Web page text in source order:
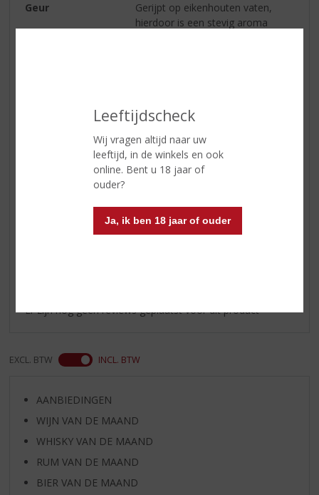
Leeftijdscheck
Wij vragen altijd naar uw
leeftijd, in de winkels en ook
online. Bent u 18 jaar of
ouder?
Ja, ik ben 18 jaar of ouder
Geur
Gerijpt op eikenhouten vaten,
hierdoor is een stevig aroma
vanille toetsen .
Volle en stevige afdronk.
Perfect om te drinken bij bittere
chocolade of chocolade desserts.
Er zijn nog geen reviews geplaatst voor dit product
EXCL. BTW INCL. BTW
AANBIEDINGEN
WIJN VAN DE MAAND
WHISKY VAN DE MAAND
RUM VAN DE MAAND
BIER VAN DE MAAND